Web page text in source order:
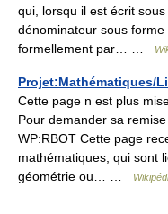
qui, lorsqu il est écrit
dénominateur sous
formellement par… …
Projet:Mathématiques/
Cette page n est plus
Pour demander sa
WP:RBOT Cette page
mathématiques, qui sont
géométrie ou… …